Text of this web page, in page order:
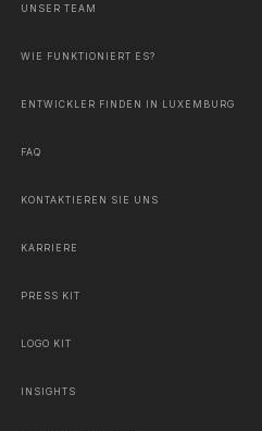
UNSER TEAM
WIE FUNKTIONIERT ES?
ENTWICKLER FINDEN IN LUXEMBURG
FAQ
KONTAKTIEREN SIE UNS
KARRIERE
PRESS KIT
LOGO KIT
INSIGHTS